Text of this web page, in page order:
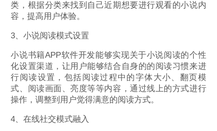
类，根据分类来找到自己近期想要进行观看的小说内
容，提高用户体验。
3、小说阅读模式设置
小说书籍APP软件开发能够实现关于小说阅读的个性
化设置渠道，让用户能够结合自身的的阅读习惯来进
行阅读设置，包括阅读过程中的字体大小、翻页模
式、阅读画面、亮度等等内容，通过线上的方式进行
操作，调整到用户觉得满意的阅读方式。
4、在线社交模式融入